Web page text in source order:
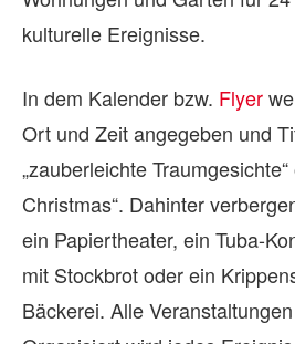
kulturelle Ereignisse.
In dem Kalender bzw. Flyer
Ort und Zeit angegeben und
„zauberleichte Traumgesichte“
Christmas“. Dahinter
ein Papiertheater, ein Tuba-
mit Stockbrot oder ein
Bäckerei. Alle